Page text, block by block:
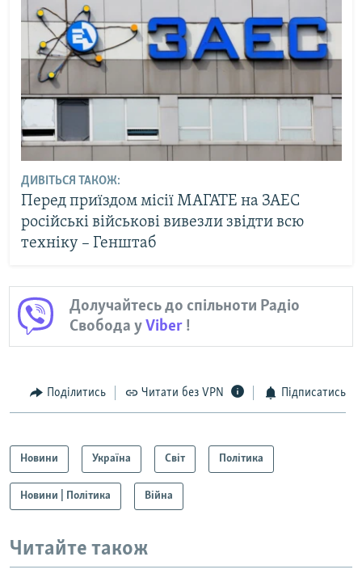
ДИВІТЬСЯ ТАКОЖ:
Перед приїздом місії МАГАТЕ на ЗАЕС
російські військові вивезли звідти всю
техніку – Генштаб
Долучайтесь до спільноти Радіо
Свобода уViber !
Поділитись Читати без VPN Підписатись
Новини Україна Світ Політика
Новини | Політика Війна
Читайте також